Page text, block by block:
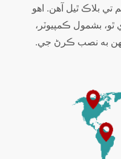
بلاڪ ٿيل آهن. اهو
بشمول ڪمپيوٽر،
ڪنهن به نصب ڪرڻ جي.